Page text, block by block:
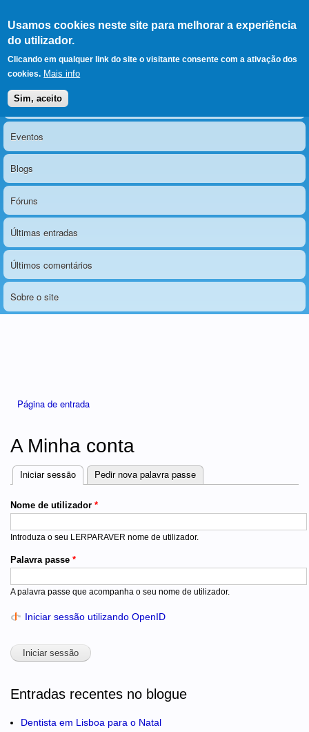
Usamos cookies neste site para melhorar a experiência
do utilizador.
Clicando em qualquer link do site o visitante consente com a ativação dos
cookies. Mais info
Sim, aceito
LERPARAVER , ir para a
página principal
O portal da visão diferente
Menu principal
Notícias
Eventos
Blogs
Fóruns
Últimas entradas
Últimos comentários
Sobre o site
Página de entrada
A Minha conta
Separadores
Iniciar sessão (separador ativo)
Pedir nova palavra passe
Nome de utilizador *
Introduza o seu LERPARAVER nome de utilizador.
Palavra passe *
A palavra passe que acompanha o seu nome de utilizador.
Iniciar sessão utilizando OpenID
Entradas recentes no blogue
Dentista em Lisboa para o Natal